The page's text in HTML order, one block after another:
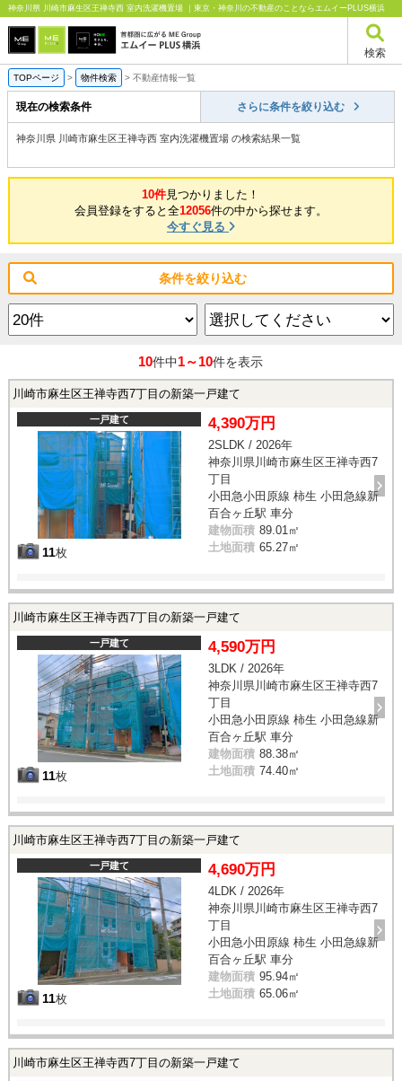
神奈川県 川崎市麻生区王禅寺西 室内洗濯機置場 ｜東京・神奈川の不動産のことならエムイーPLUS横浜
検索
TOPページ > 物件検索 > 不動産情報一覧
現在の検索条件 さらに条件を絞り込む
神奈川県 川崎市麻生区王禅寺西 室内洗濯機置場 の検索結果一覧
10件見つかりました！
会員登録をすると全12056件の中から探せます。
今すぐ見る
条件を絞り込む
10件中1～10件を表示
川崎市麻生区王禅寺西7丁目の新築一戸建て
一戸建て
11枚
4,390万円
2SLDK / 2026年
神奈川県川崎市麻生区王禅寺西7
丁目
小田急小田原線 柿生 小田急線新
百合ヶ丘駅 車分
建物面積 89.01㎡
土地面積 65.27㎡
川崎市麻生区王禅寺西7丁目の新築一戸建て
一戸建て
11枚
4,590万円
3LDK / 2026年
神奈川県川崎市麻生区王禅寺西7
丁目
小田急小田原線 柿生 小田急線新
百合ヶ丘駅 車分
建物面積 88.38㎡
土地面積 74.40㎡
川崎市麻生区王禅寺西7丁目の新築一戸建て
一戸建て
11枚
4,690万円
4LDK / 2026年
神奈川県川崎市麻生区王禅寺西7
丁目
小田急小田原線 柿生 小田急線新
百合ヶ丘駅 車分
建物面積 95.94㎡
土地面積 65.06㎡
川崎市麻生区王禅寺西7丁目の新築一戸建て